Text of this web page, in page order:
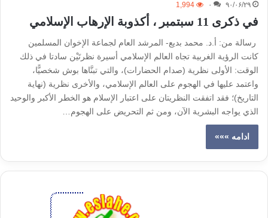
۹۰/۰۶/۲۹ ۰ 1,994
في ذكرى 11 سبتمبر ، أكذوبة الإرهاب الإسلامي
رسالة من: أ.د. محمد بديع- المرشد العام لجماعة الإخوان المسلمين
كانت الرؤية الغربية تجاه العالم الإسلامي أسيرة نظرتَيْن سادتا في ذلك
الوقت: الأولى نظرية (صدام الحضارات)، والتي تبنَّاها بوش شخصيًّا،
واعتمد عليها في الهجوم على العالم الإسلامي، والأخرى نظرية (نهاية
التاريخ)؛ فقد اتفقت النظريتان على اعتبار الإسلام هو الخطر الأكبر والوحيد
الذي يواجه البشرية الآن، ومن ثم التحريض على الهجوم…
ادامه »»»